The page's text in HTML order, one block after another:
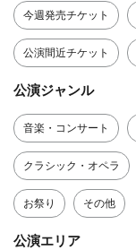
今週発売チケット
公演間近チケット
公演ジャンル
音楽・コンサート
クラシック・オペラ
お祭り その他
公演エリア